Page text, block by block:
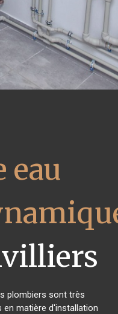
eau
plombiers sont très
matière d'installation